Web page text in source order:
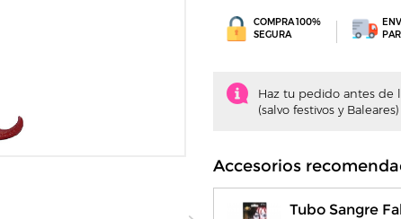
COMPRA 100%
SEGURA
Haz tu pedido antes de
(salvo festivos y Baleares)
Accesorios
Tubo Sangre